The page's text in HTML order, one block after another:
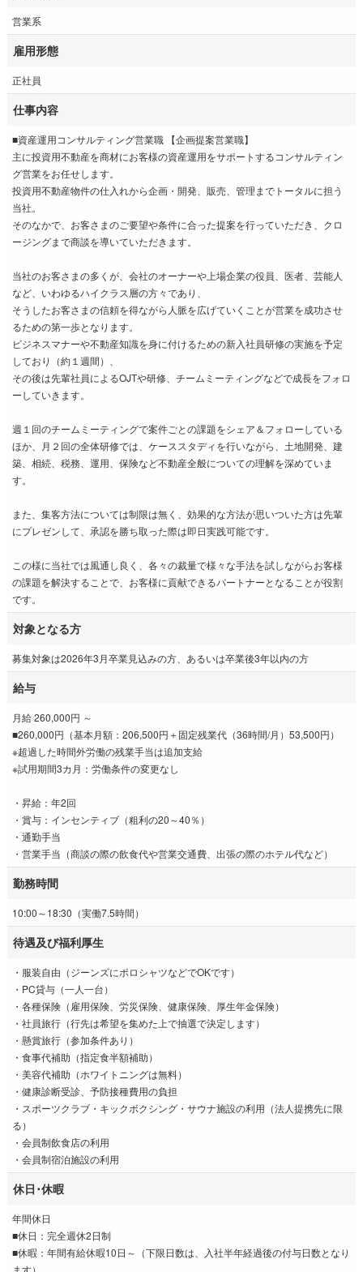
営業系
雇用形態
正社員
仕事内容
■資産運用コンサルティング営業職 【企画提案営業職】
主に投資用不動産を商材にお客様の資産運用をサポートするコンサルティン
グ営業をお任せします。
投資用不動産物件の仕入れから企画・開発、販売、管理までトータルに担う
当社。
そのなかで、お客さまのご要望や条件に合った提案を行っていただき、クロ
ージングまで商談を導いていただきます。
当社のお客さまの多くが、会社のオーナーや上場企業の役員、医者、芸能人
など、いわゆるハイクラス層の方々であり、
そうしたお客さまの信頼を得ながら人脈を広げていくことが営業を成功させ
るための第一歩となります。
ビジネスマナーや不動産知識を身に付けるための新入社員研修の実施を予定
しており（約１週間）、
その後は先輩社員によるOJTや研修、チームミーティングなどで成長をフォロ
ーしていきます。
週１回のチームミーティングで案件ごとの課題をシェア＆フォローしている
ほか、月２回の全体研修では、ケーススタディを行いながら、土地開発、建
築、相続、税務、運用、保険など不動産全般についての理解を深めていま
す。
また、集客方法については制限は無く、効果的な方法が思いついた方は先輩
にプレゼンして、承認を勝ち取った際は即日実践可能です。
この様に当社では風通し良く、各々の裁量で様々な手法を試しながらお客様
の課題を解決することで、お客様に貢献できるパートナーとなることが役割
です。
対象となる方
募集対象は2026年3月卒業見込みの方、あるいは卒業後3年以内の方
給与
月給 260,000円 ～
■260,000円（基本月額：206,500円＋固定残業代（36時間/月）53,500円）
※超過した時間外労働の残業手当は追加支給
※試用期間3カ月：労働条件の変更なし
・昇給：年2回
・賞与：インセンティブ（粗利の20～40％）
・通勤手当
・営業手当（商談の際の飲食代や営業交通費、出張の際のホテル代など）
勤務時間
10:00～18:30（実働7.5時間）
待遇及び福利厚生
・服装自由（ジーンズにポロシャツなどでOKです）
・PC貸与（一人一台）
・各種保険（雇用保険、労災保険、健康保険、厚生年金保険）
・社員旅行（行先は希望を集めた上で抽選で決定します）
・懸賞旅行（参加条件あり）
・食事代補助（指定食半額補助）
・美容代補助（ホワイトニングは無料）
・健康診断受診、予防接種費用の負担
・スポーツクラブ・キックボクシング・サウナ施設の利用（法人提携先に限
る）
・会員制飲食店の利用
・会員制宿泊施設の利用
休日･休暇
年間休日
■休日：完全週休2日制
■休暇：年間有給休暇10日～（下限日数は、入社半年経過後の付与日数となり
ます）